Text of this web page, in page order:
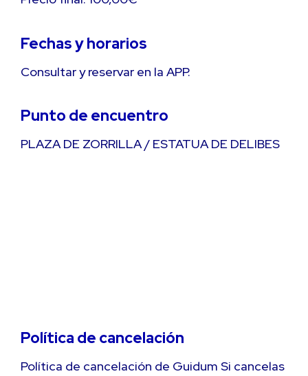
Fechas y horarios
Consultar y reservar en la APP.
Punto de encuentro
PLAZA DE ZORRILLA / ESTATUA DE DELIBES
Política de cancelación
Política de cancelación de Guidum Si cancelas